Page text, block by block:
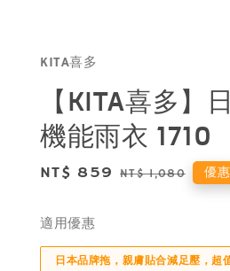
KITA喜多
【KITA喜多】
機能雨衣 1710
Sale
NT$ 859 Regular
NT$ 1,080 優惠
適用優惠
日本品牌拖，親膚貼合減足壓，超